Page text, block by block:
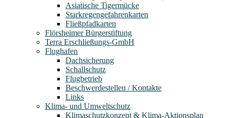
Asiatische Tigermücke
Starkregengefahrenkarten
Fließpfadkarten
Flörsheimer Bürgerstiftung
Terra Erschließungs-GmbH
Flughafen
Dachsicherung
Schallschutz
Flugbetrieb
Beschwerdestellen / Kontakte
Links
Klima- und Umweltschutz
Klimaschutzkonzept & Klima-Aktionsplan